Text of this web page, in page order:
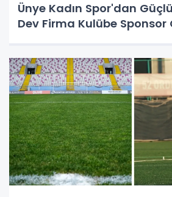
Ünye Kadın Spor'dan
Dev Firma Kulübe Sponsor